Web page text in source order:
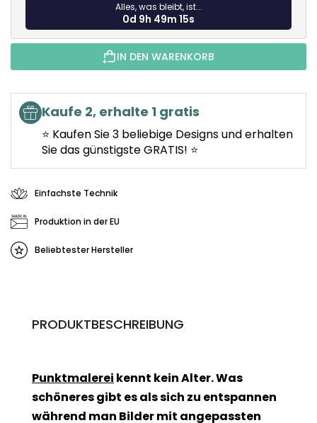
Alles, was bleibt, ist...
0d 9h 49m 15s
IN DEN WARENKORB
Kaufe 2, erhalte 1 gratis
⭐ Kaufen Sie 3 beliebige Designs und erhalten
Sie das günstigste GRATIS! ⭐
Einfachste Technik
Produktion in der EU
Beliebtester Hersteller
PRODUKTBESCHREIBUNG
Punktmalerei kennt kein Alter. Was
schöneres gibt es als sich zu entspannen
während man Bilder mit angepassten